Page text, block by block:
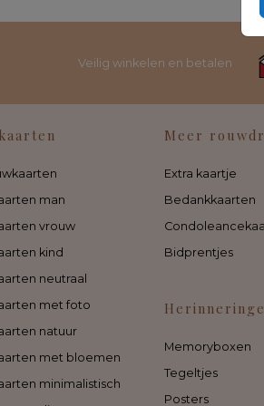
Veilig winkelen en betalen
man
vrouw
kind
neutraal
met foto
natuur
met bloemen
minimalistisch
Meer
Extra kaartje
Bedankkaarten
Bidprentjes
Memoryboxen
Tegeltjes
Posters